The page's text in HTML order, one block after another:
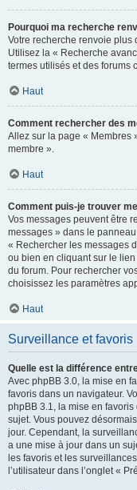
Pourquoi ma recherche
Votre recherche renvoie plus
Utilisez la « Recherche
termes utilisés et des forums
Haut
Comment rechercher des
Allez sur la page « Membres
membre ».
Haut
Comment puis-je trouver
Vos messages peuvent être
messages » dans le
« Rechercher les messages
ou bien en cliquant sur le
du forum. Pour rechercher
choisissez les paramètres
Haut
Surveillance et favoris
Quelle est la différence
Avec phpBB 3.0, la mise en
favoris dans un navigateur.
phpBB 3.1, la mise en
sujet. Vous pouvez
jour. Cependant, la
a une mise à jour dans un
les favoris et les
l’utilisateur dans l’onglet «